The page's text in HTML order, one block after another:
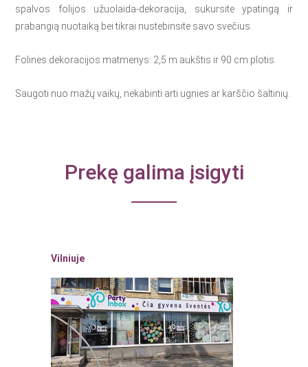
spalvos folijos užuolaida-dekoracija, sukursite ypatingą ir
prabangią nuotaiką bei tikrai nustebinsite savo svečius.
Folinės dekoracijos matmenys: 2,5 m aukštis ir 90 cm plotis.
Saugoti nuo mažų vaikų, nekabinti arti ugnies ar karščio šaltinių.
Prekę galima įsigyti
Vilniuje